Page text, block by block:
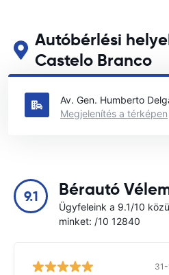
Autóbérlési
Castelo Branco
Tekintse meg fő autóbérlési
Av. Gen. Humberto
Megjelenítés a térképen
9.1 Bérautó
Ügyfeleink a 9.1/10
minket: /10 12840